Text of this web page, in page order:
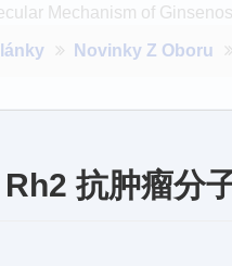
Novinky Z Oboru
Rh2 抗肿瘤分